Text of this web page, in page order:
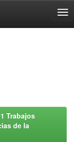
1 Trabajos
de la